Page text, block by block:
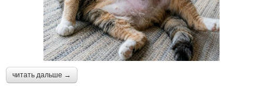
читать дальше →